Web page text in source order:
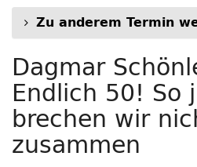
Zu anderem Termin
Dagmar
Endlich 50! So
brechen wir
zusammen